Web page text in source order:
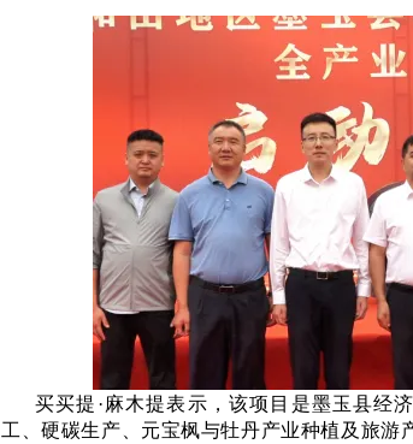
买买提 ·麻木提表示，该项目是墨玉县经
工、硬碳生产、元宝枫与牡丹产业种植及旅游